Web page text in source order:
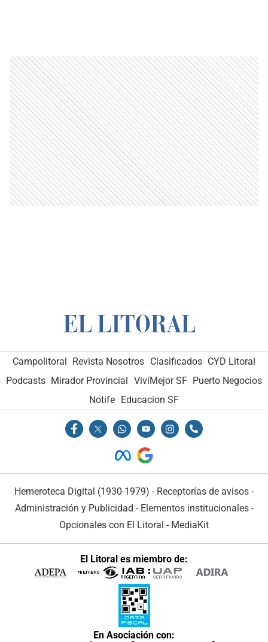
Campolitoral Revista Nosotros Clasificados CYD Litoral
Podcasts Mirador Provincial VivíMejor SF Puerto Negocios
Notife Educacion SF
Hemeroteca Digital (1930-1979) - Receptorías de avisos -
Administración y Publicidad - Elementos institucionales-
Opcionales con El Litoral - MediaKit
El Litoral es miembro de:
En Asociación con: